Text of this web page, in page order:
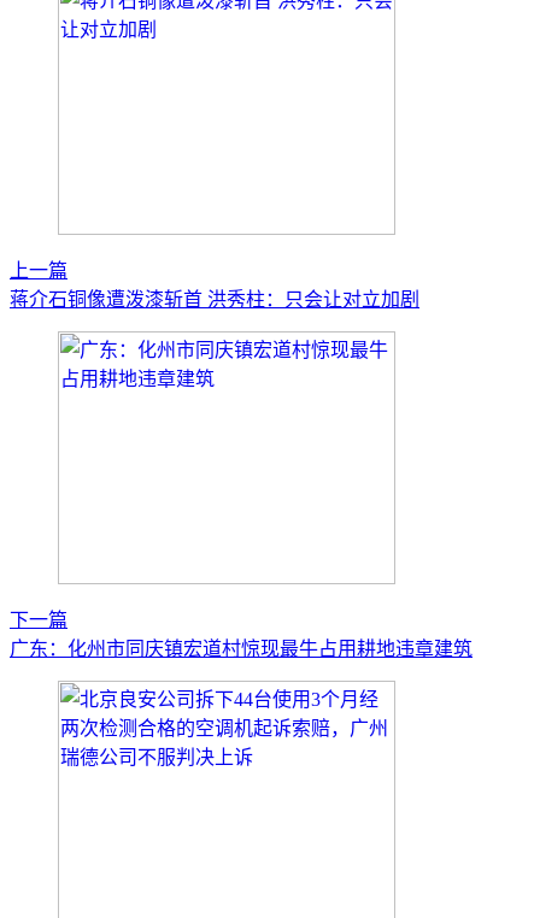
上一篇
蒋介石铜像遭泼漆斩首 洪秀柱：只会让对立加剧
下一篇
广东：化州市同庆镇宏道村惊现最牛占用耕地违章建筑